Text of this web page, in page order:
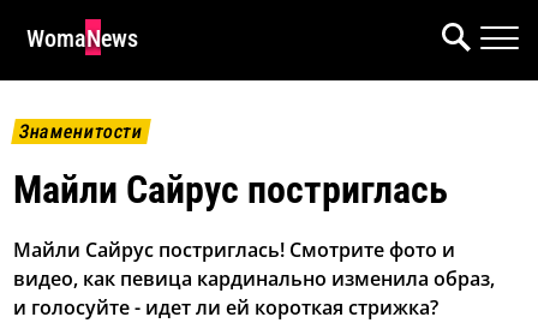
WomaNews
Знаменитости
Майли Сайрус постриглась
Майли Сайрус постриглась! Смотрите фото и
видео, как певица кардинально изменила образ,
и голосуйте - идет ли ей короткая стрижка?